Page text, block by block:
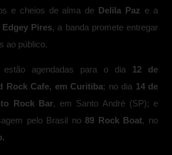
e cheios de alma de Delila Paz e a
Edgey Pires, a banda promete entregar
ao público.
estão agendadas para o dia 12 de
Rock Cafe, em Curitiba; no dia 14 de
Rock Bar, em Santo André (SP); e
pelo Brasil no89 Rock Boat, no